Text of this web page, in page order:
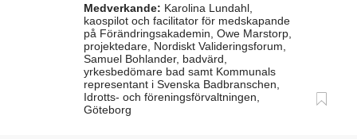
Medverkande: Karolina Lundahl,
kaospilot och facilitator för medskapande
på Förändringsakademin, Owe Marstorp,
projektedare, Nordiskt Valideringsforum,
Samuel Bohlander, badvärd,
yrkesbedömare bad samt Kommunals
representant i Svenska Badbranschen,
Idrotts- och föreningsförvaltningen,
Göteborg